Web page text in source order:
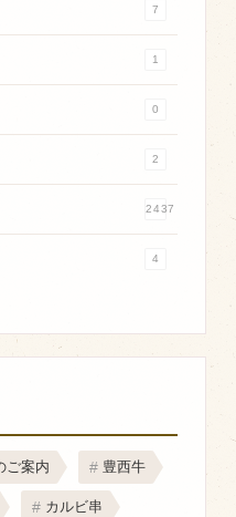
7
1
0
2
2437
4
ご案内 豊西牛
カルビ串